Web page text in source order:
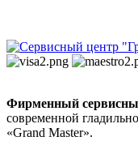
Фирменный
современной
«Grand Master».